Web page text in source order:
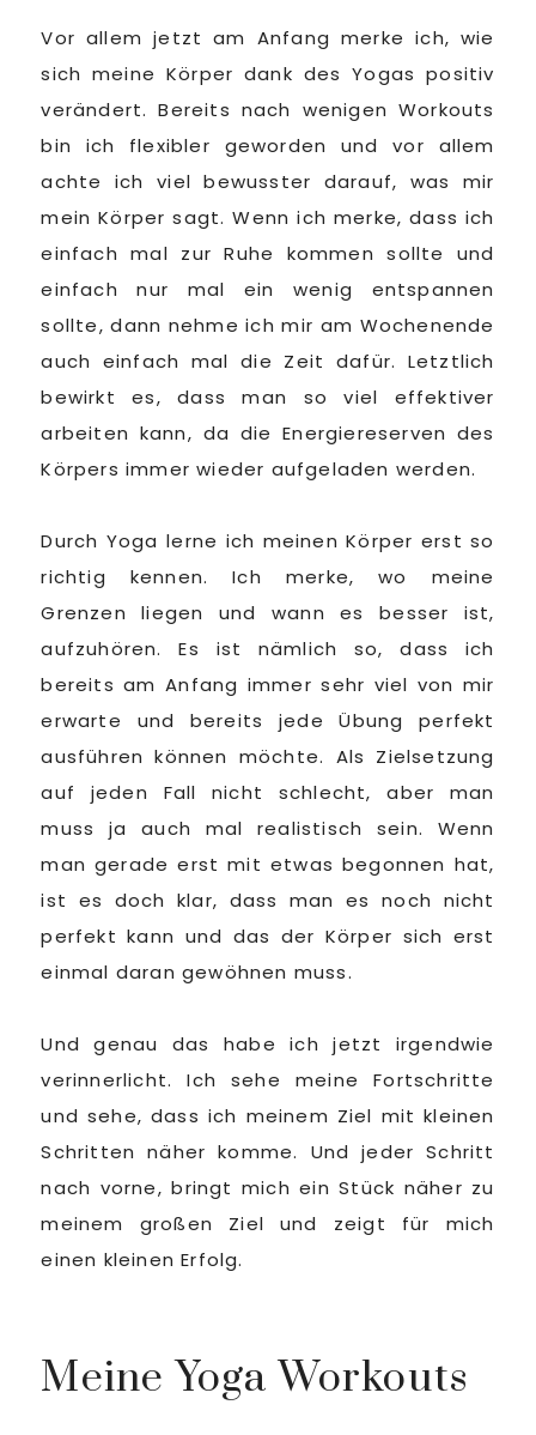
Vor allem jetzt am Anfang merke ich, wie
sich meine Körper dank des Yogas positiv
verändert. Bereits nach wenigen Workouts
bin ich flexibler geworden und vor allem
achte ich viel bewusster darauf, was mir
mein Körper sagt. Wenn ich merke, dass ich
einfach mal zur Ruhe kommen sollte und
einfach nur mal ein wenig entspannen
sollte, dann nehme ich mir am Wochenende
auch einfach mal die Zeit dafür. Letztlich
bewirkt es, dass man so viel effektiver
arbeiten kann, da die Energiereserven des
Körpers immer wieder aufgeladen werden.
Durch Yoga lerne ich meinen Körper erst so
richtig kennen. Ich merke, wo meine
Grenzen liegen und wann es besser ist,
aufzuhören. Es ist nämlich so, dass ich
bereits am Anfang immer sehr viel von mir
erwarte und bereits jede Übung perfekt
ausführen können möchte. Als Zielsetzung
auf jeden Fall nicht schlecht, aber man
muss ja auch mal realistisch sein. Wenn
man gerade erst mit etwas begonnen hat,
ist es doch klar, dass man es noch nicht
perfekt kann und das der Körper sich erst
einmal daran gewöhnen muss.
Und genau das habe ich jetzt irgendwie
verinnerlicht. Ich sehe meine Fortschritte
und sehe, dass ich meinem Ziel mit kleinen
Schritten näher komme. Und jeder Schritt
nach vorne, bringt mich ein Stück näher zu
meinem großen Ziel und zeigt für mich
einen kleinen Erfolg.
Meine Yoga Workouts